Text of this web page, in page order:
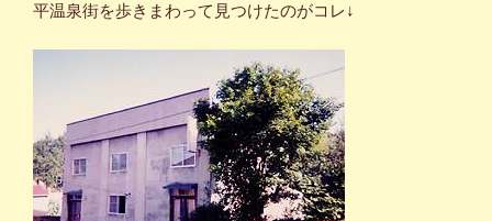
平温泉街を歩きまわって見つけたのがコレ↓